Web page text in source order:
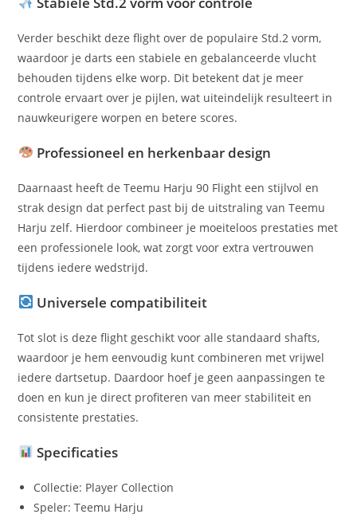
Verder beschikt deze flight over de populaire Std.2 vorm,
waardoor je darts een stabiele en gebalanceerde vlucht
behouden tijdens elke worp. Dit betekent dat je meer
controle ervaart over je pijlen, wat uiteindelijk resulteert in
nauwkeurigere worpen en betere scores.
Professioneel en herkenbaar design
Daarnaast heeft de Teemu Harju 90 Flight een stijlvol en
strak design dat perfect past bij de uitstraling van Teemu
Harju zelf. Hierdoor combineer je moeiteloos prestaties met
een professionele look, wat zorgt voor extra vertrouwen
tijdens iedere wedstrijd.
Universele compatibiliteit
Tot slot is deze flight geschikt voor alle standaard shafts,
waardoor je hem eenvoudig kunt combineren met vrijwel
iedere dartsetup. Daardoor hoef je geen aanpassingen te
doen en kun je direct profiteren van meer stabiliteit en
consistente prestaties.
Specificaties
Collectie: Player Collection
Speler: Teemu Harju